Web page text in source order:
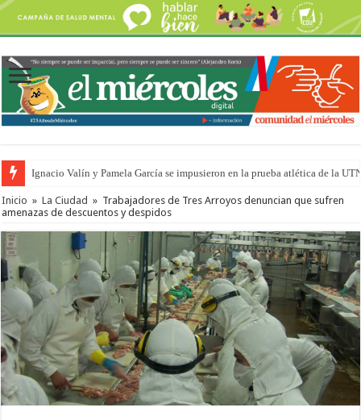
Ignacio Valín y Pamela García se impusieron en la prueba atlética de la
Inicio » La Ciudad » Trabajadores de Tres Arroyos denuncian que sufren
amenazas de descuentos y despidos